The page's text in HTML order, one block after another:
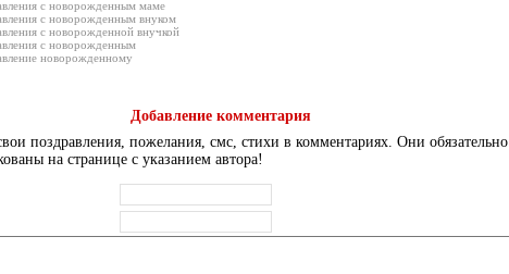
с новорожденным маме
с новорожденным внуком
с новорожденной внучкой
с новорожденным
новорожденному
Добавление комментария
поздравления, пожелания, смс, стихи в комментариях. Они обязательно
на странице с указанием автора!